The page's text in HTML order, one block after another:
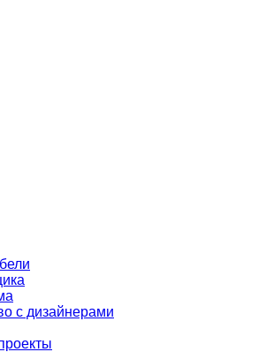
с дизайнерами